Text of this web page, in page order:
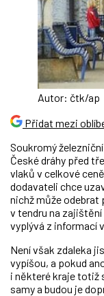
Autor: čtk/ap
Přidat mezi
Soukromý
České dráhy před
vlaků v celkové
dodavateli chce
nichž může
v tendru na
vyplývá z informací
Není však zdaleka
vypíšou, a pokud
i některé kraje totiž
samy a budou je